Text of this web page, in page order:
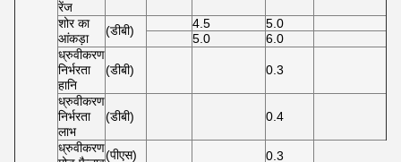
रेंज
शोर का
आंकड़ा
(डीबी) 4.5
5.0
5.0
6.0
ध्रुवीकरण
निर्भरता
हानि
(डीबी) 0.3
ध्रुवीकरण
निर्भरता
लाभ
(डीबी) 0.4
ध्रुवीकरण(पीएस) 0.3